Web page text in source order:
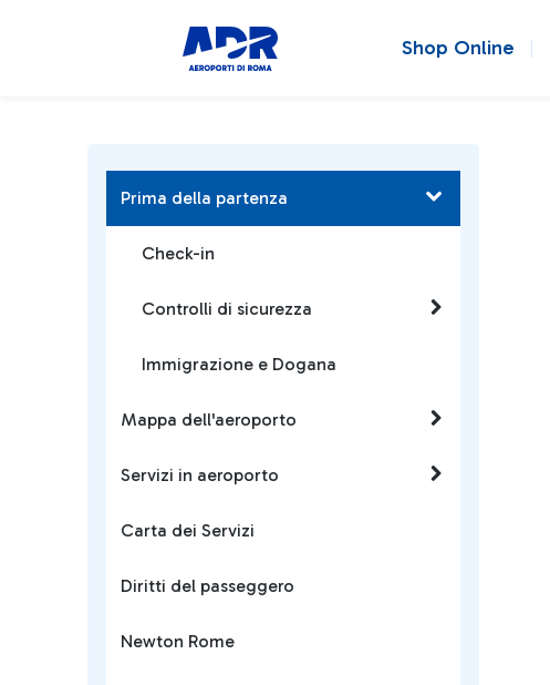
Shop Online
Prima della partenza
Check-in
Controlli di sicurezza
Immigrazione e Dogana
Mappa dell'aeroporto
Servizi in aeroporto
Carta dei Servizi
Diritti del passeggero
Newton Rome